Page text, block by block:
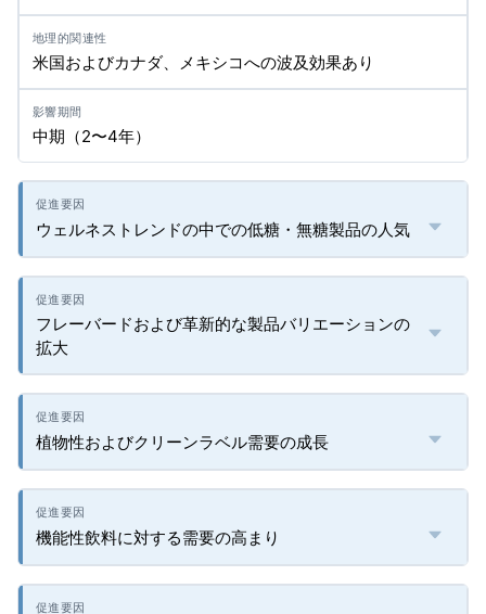
米国およびカナダ、メキシコへの波及効果あり
中期（2〜4年）
ウェルネストレンドの中での低糖・無糖製品の人気
フレーバードおよび革新的な製品バリエーションの
拡大
植物性およびクリーンラベル需要の成長
機能性飲料に対する需要の高まり